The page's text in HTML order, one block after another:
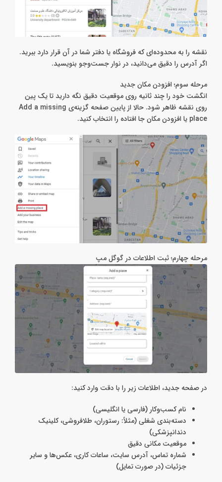
نقشه را به محدوده‌ای که فروشگاه یا دفتر شما در آن قرار دارد ببرید.
اگر آدرس را دقیق می‌دانید، در نوار جست‌وجو بنویسید.
مرحله سوم؛ افزودن مکان جدید
انگشت خود را چند ثانیه روی موقعیت دقیق نگه دارید تا یک پین
روی نقشه ظاهر شود. حالا از پایین صفحه گزینه‌ی Add a missing
place یا افزودن مکان جا افتاده را انتخاب کنید.
مرحله چهارم؛ ثبت اطلاعات در گوگل مپ
در صفحه جدید، اطلاعات زیر را با دقت وارد کنید:
نام کسب‌وکار (فارسی یا انگلیسی)
دسته‌بندی شغلی (مثلاً: رستوران، طلافروشی، کلینیک
دندانپزشکی)
موقعیت مکانی دقیق
شماره تماس، آدرس سایت، ساعات کاری، عکس‌ها و سایر
جزئیات (در صورت تمایل)